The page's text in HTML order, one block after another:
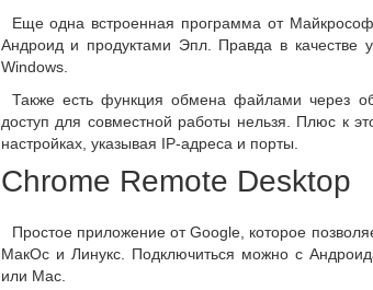
Еще одна встроенная программа от
Андроид и продуктами Эпл. Правда в качестве
Windows.
Также есть функция обмена файлами через
доступ для совместной работы нельзя. Плюс к
настройках, указывая IP-адреса и порты.
Chrome Remote Desktop
Простое приложениеот Google, которое
МакОс и Линукс. Подключиться можно с
или Mac.